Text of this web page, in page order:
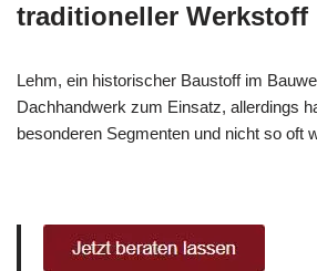
traditioneller Werkstoff
Lehm, ein historischer Baustoff im
Dachhandwerk zum Einsatz, allerdings
besonderen Segmenten und nicht so oft